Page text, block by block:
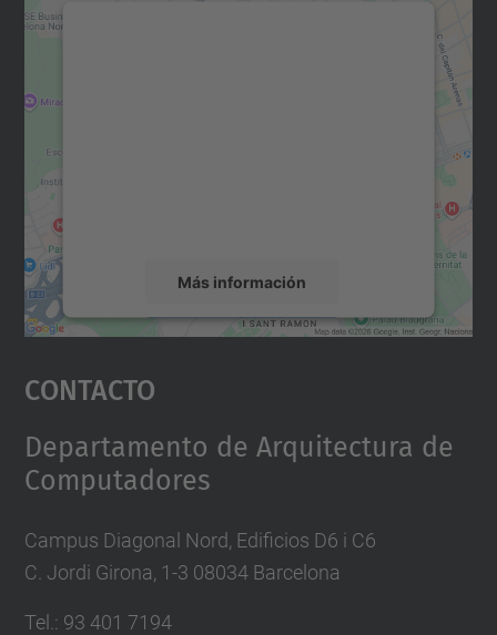
Más información
Aceptar
powered by
Contacto
Departamento de Arquitectura de
Computadores
Campus Diagonal Nord, Edificios D6 i C6
C. Jordi Girona, 1-3 08034 Barcelona
Tel.: 93 401 7194